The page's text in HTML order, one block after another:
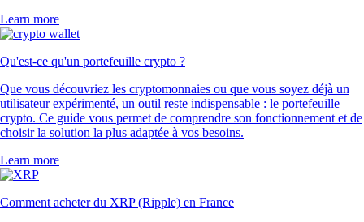
Learn more
Qu'est-ce qu'un portefeuille crypto ?
Que vous découvriez les cryptomonnaies ou que vous soyez déjà un
utilisateur expérimenté, un outil reste indispensable : le portefeuille
crypto. Ce guide vous permet de comprendre son fonctionnement et de
choisir la solution la plus adaptée à vos besoins.
Learn more
Comment acheter du XRP (Ripple) en France